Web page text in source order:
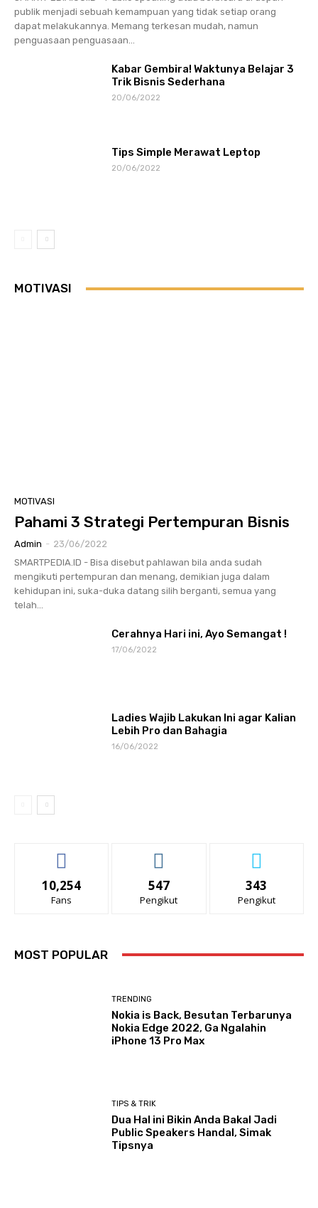
publik menjadi sebuah kemampuan yang tidak setiap orang
dapat melakukannya. Memang terkesan mudah, namun
penguasaan penguasaan...
Kabar Gembira! Waktunya Belajar 3
Trik Bisnis Sederhana
20/06/2022
Tips Simple Merawat Leptop
20/06/2022
MOTIVASI
MOTIVASI
Pahami 3 Strategi Pertempuran Bisnis
Admin - 23/06/2022
SMARTPEDIA.ID - Bisa disebut pahlawan bila anda sudah
mengikuti pertempuran dan menang, demikian juga dalam
kehidupan ini, suka-duka datang silih berganti, semua yang
telah...
Cerahnya Hari ini, Ayo Semangat !
17/06/2022
Ladies Wajib Lakukan Ini agar Kalian
Lebih Pro dan Bahagia
16/06/2022
10,254
Fans
547
Pengikut
343
Pengikut
MOST POPULAR
TRENDING
Nokia is Back, Besutan Terbarunya
Nokia Edge 2022, Ga Ngalahin
iPhone 13 Pro Max
TIPS & TRIK
Dua Hal ini Bikin Anda Bakal Jadi
Public Speakers Handal, Simak
Tipsnya